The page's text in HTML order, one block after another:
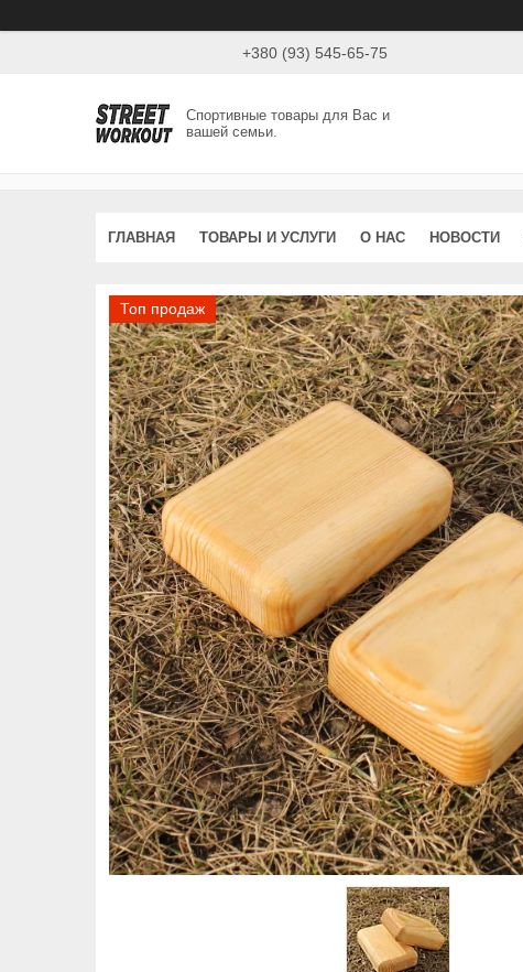
+380 (93) 545-65-75
Спортивные товары для Вас и
вашей семьи.
ГЛАВНАЯ ТОВАРЫ И УСЛУГИ О НАС НОВОСТИ
Топ продаж